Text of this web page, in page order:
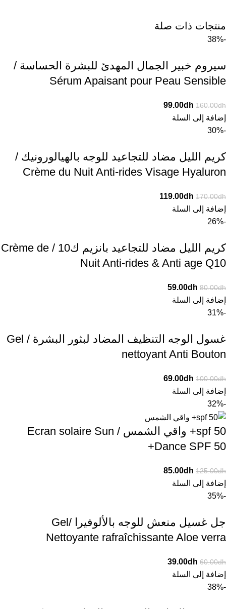
منتجات ذات صلة
-38%
سيروم خبير الجمال المهدئ للبشرة الحساسة /
Sérum Apaisant pour Peau Sensible
160.00dh
99.00dh
إضافة إلى السلة
-30%
كريم الليل مضاد للتجاعيد للوجه بالهيالورونيك /
Crème du Nuit Anti-rides Visage Hyaluron
170.00dh
119.00dh
إضافة إلى السلة
-26%
كريم الليل مضاد للتجاعيد بانزيم ك10 / Crème de
Nuit Anti-rides & Anti age Q10
80.00dh
59.00dh
إضافة إلى السلة
-31%
غسول الوجه التنظيف المضاد لبثور البشرة / Gel
nettoyant Anti Bouton
100.00dh
69.00dh
إضافة إلى السلة
-32%
spf 50+ واقي الشمس / Ecran solaire Sun
Dance SPF 50+
125.00dh
85.00dh
إضافة إلى السلة
-35%
جل غسيل منعش للوجه بالألوفيرا /Gel
Nettoyante rafraîchissante Aloe verra
60.00dh
39.00dh
إضافة إلى السلة
-38%